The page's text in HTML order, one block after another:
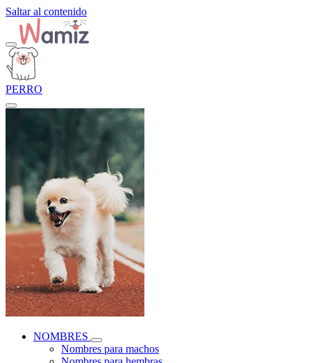
Saltar al contenido
PERRO
NOMBRES
Nombres para machos